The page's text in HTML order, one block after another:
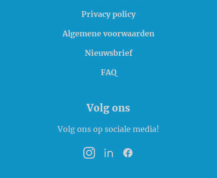
Privacy policy
Algemene voorwaarden
Nieuwsbrief
FAQ
Volg ons
Volg ons op sociale media!
InstagramLinkedInFacebook